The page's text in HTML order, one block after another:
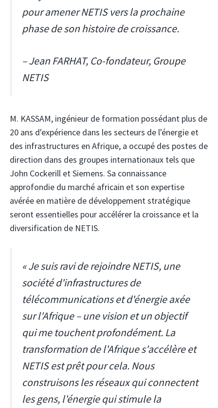
pour amener NETIS vers la prochaine
phase de son histoire de croissance.
– Jean FARHAT, Co-fondateur, Groupe
NETIS
M. KASSAM, ingénieur de formation possédant plus de
20 ans d'expérience dans les secteurs de l'énergie et
des infrastructures en Afrique, a occupé des postes de
direction dans des groupes internationaux tels que
John Cockerill et Siemens. Sa connaissance
approfondie du marché africain et son expertise
avérée en matière de développement stratégique
seront essentielles pour accélérer la croissance et la
diversification de NETIS.
« Je suis ravi de rejoindre NETIS, une
société d'infrastructures de
télécommunications et d'énergie axée
sur l'Afrique – une vision et un objectif
qui me touchent profondément. La
transformation de l'Afrique s'accélère et
NETIS est prêt pour cela. Nous
construisons les réseaux qui connectent
les gens, l'énergie qui stimule la